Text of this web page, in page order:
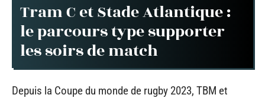
Tram C et Stade Atlantique :
le parcours type supporter
les soirs de match
Depuis la Coupe du monde de rugby 2023, TBM et